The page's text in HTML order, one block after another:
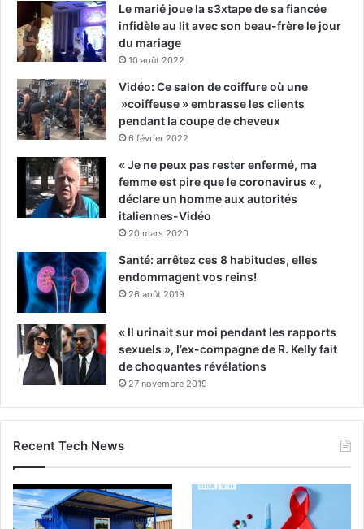
Le marié joue la s3xtape de sa fiancée
infidèle au lit avec son beau-frère le jour
du mariage
10 août 2022
Vidéo: Ce salon de coiffure où une
»coiffeuse » embrasse les clients
pendant la coupe de cheveux
6 février 2022
« Je ne peux pas rester enfermé, ma
femme est pire que le coronavirus « ,
déclare un homme aux autorités
italiennes-Vidéo
20 mars 2020
Santé: arrêtez ces 8 habitudes, elles
endommagent vos reins!
26 août 2019
« Il urinait sur moi pendant les rapports
sexuels », l’ex-compagne de R. Kelly fait
de choquantes révélations
27 novembre 2019
Recent Tech News